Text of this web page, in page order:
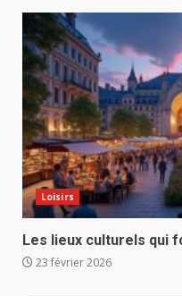
Loisirs
Les lieux culturels qui
23 février 2026